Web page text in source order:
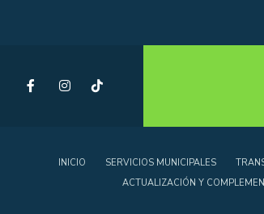
INICIO SERVICIOS MUNICIPALES
ACTUALIZACIÓN Y